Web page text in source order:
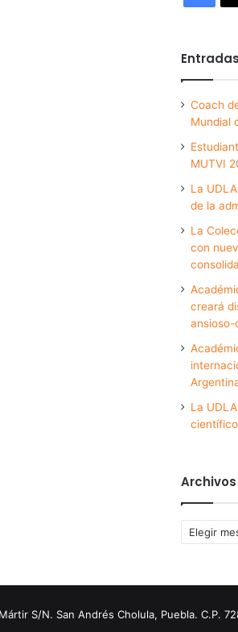
Coach
Mundial
MUTVI
La
de la
La
con
creará
ansioso-
La
Archivos
Archivos
S/N. San Andrés Cholula, Puebla. C.P.